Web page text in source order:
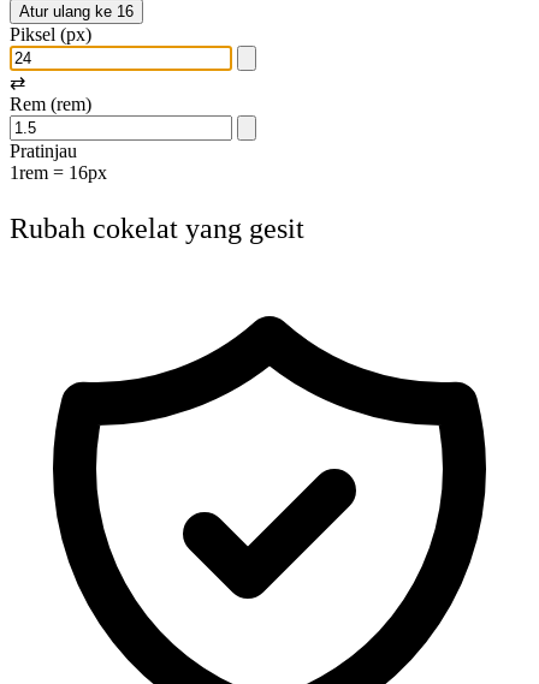
Atur ulang ke 16
Piksel (px)
⇄
Rem (rem)
Pratinjau
1rem = 16px
Rubah cokelat yang gesit